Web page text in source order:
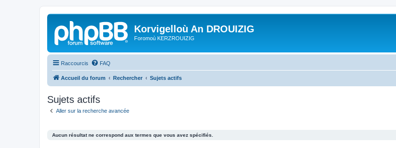
Korvigelloù An DROUIZIG
Foromoù KERZROUIZIG
Raccourcis FAQ
Accueil du forum Rechercher Sujets actifs
Sujets actifs
Aller sur la recherche avancée
Aucun résultat ne correspond aux termes que vous avez spécifiés.